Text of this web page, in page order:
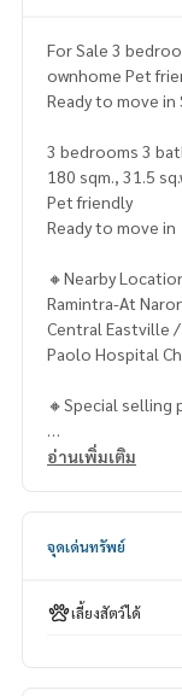
For Sale 3
ownhome Pet
Ready to move in
3 bedrooms 3
180 sqm., 31.5
Pet friendly
Ready to move in
🔸Nearby
Ramintra-At
Central Eastville
Paolo Hospital
🔸Special selling
Contact
My Celebrity Co.,
do for rent #For
อ่านเพิ่มเติม
จุดเด่นทรัพย์
เลี้ยงสัตว์ได้